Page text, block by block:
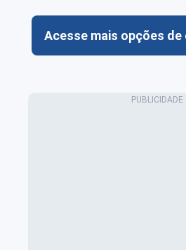
Acesse mais opções de